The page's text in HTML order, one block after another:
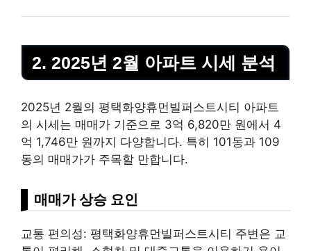
2. 2025년 2월 아파트 시세 분석
2025년 2월의 평택화양휴먼빌퍼스트시티 아파트
의 시세는 매매가 기준으로 3억 6,820만 원에서 4
억 1,746만 원까지 다양합니다. 특히 101동과 109
동의 매매가가 주목할 만합니다.
매매가 상승 요인
교통 편의성: 평택화양휴먼빌퍼스트시티 주변은 교